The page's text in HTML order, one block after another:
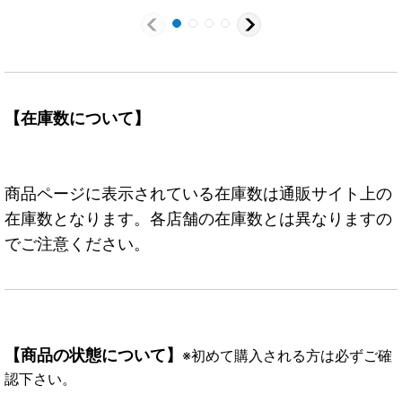
【在庫数について】
商品ページに表示されている在庫数は通販サイト上の
在庫数となります。各店舗の在庫数とは異なりますの
でご注意ください。
【商品の状態について】 ※初めて購入される方は必ずご確
認下さい。